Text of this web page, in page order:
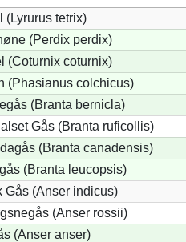
(Lyrurus tetrix)
(Perdix perdix)
(Coturnix coturnix)
(Phasianus colchicus)
(Branta bernicla)
Gås (Branta ruficollis)
(Branta canadensis)
(Branta leucopsis)
Gås (Anser indicus)
(Anser rossii)
(Anser anser)